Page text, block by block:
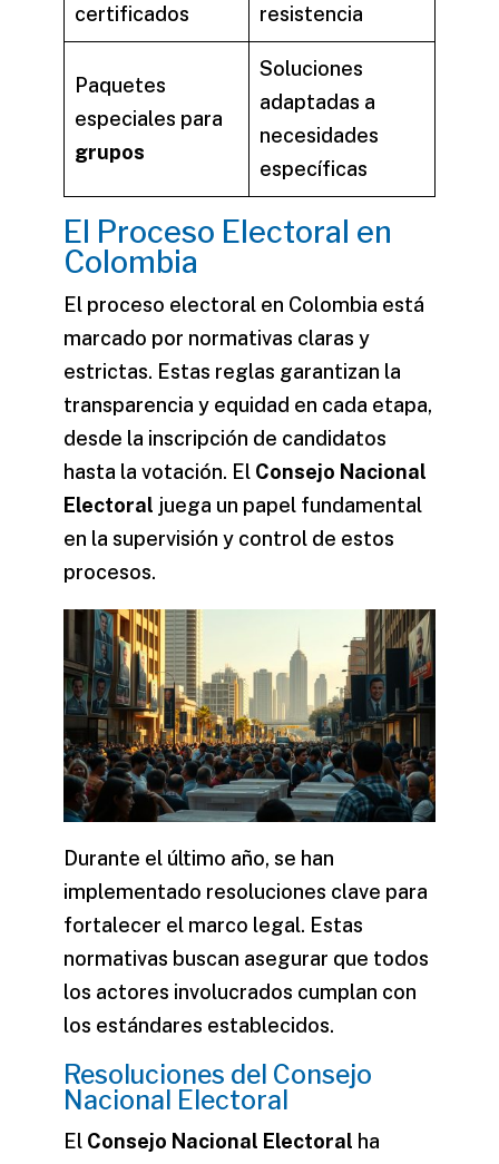
certificados
resistencia
Paquetes
especiales para
grupos
Soluciones
adaptadas a
necesidades
específicas
El Proceso Electoral en
Colombia
El proceso electoral en Colombia está
marcado por normativas claras y
estrictas. Estas reglas garantizan la
transparencia y equidad en cada etapa,
desde la inscripción de candidatos
hasta la votación. El Consejo Nacional
Electoral juega un papel fundamental
en la supervisión y control de estos
procesos.
Durante el último año, se han
implementado resoluciones clave para
fortalecer el marco legal. Estas
normativas buscan asegurar que todos
los actores involucrados cumplan con
los estándares establecidos.
Resoluciones del Consejo
Nacional Electoral
El Consejo Nacional Electoral ha